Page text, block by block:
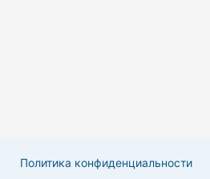
Политика конфиденциальности